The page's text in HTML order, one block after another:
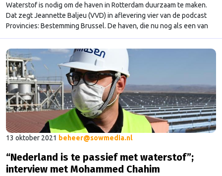
Waterstof is nodig om de haven in Rotterdam duurzaam te maken.
Dat zegt Jeannette Baljeu (VVD) in aflevering vier van de podcast
Provincies: Bestemming Brussel. De haven, die nu nog als een van
de meest vervuilende ter wereld te boek staat, moet volgens de
VVD een knooppunt worden voor waterstof, het veelbelovende gas.
Welke kleur …
Continued
13 oktober 2021 beheer@sowmedia.nl
“Nederland is te passief met waterstof”;
interview met Mohammed Chahim